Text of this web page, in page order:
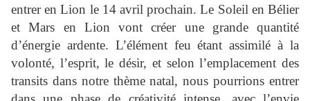
entrer en Lion le 14 avril prochain. Le Soleil en Bélier
et Mars en Lion vont créer une grande quantité
d’énergie ardente. L’élément feu étant assimilé à la
volonté, l’esprit, le désir, et selon l’emplacement des
transits dans notre thème natal, nous pourrions entrer